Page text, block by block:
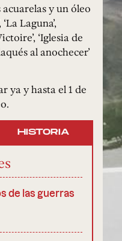
y un óleo
Laguna’,
‘Iglesia de
al anochecer’
ya y hasta el 1 de
HISTORIA
de las guerras